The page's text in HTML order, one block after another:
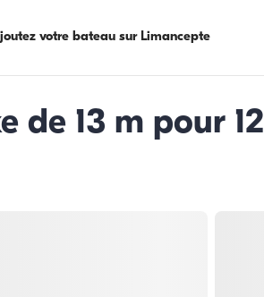
votre bateau sur Limancepte
de 13 m pour 12